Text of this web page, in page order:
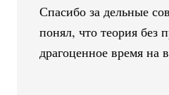
Спасибо за дельные
понял, что теория без
драгоценное время на